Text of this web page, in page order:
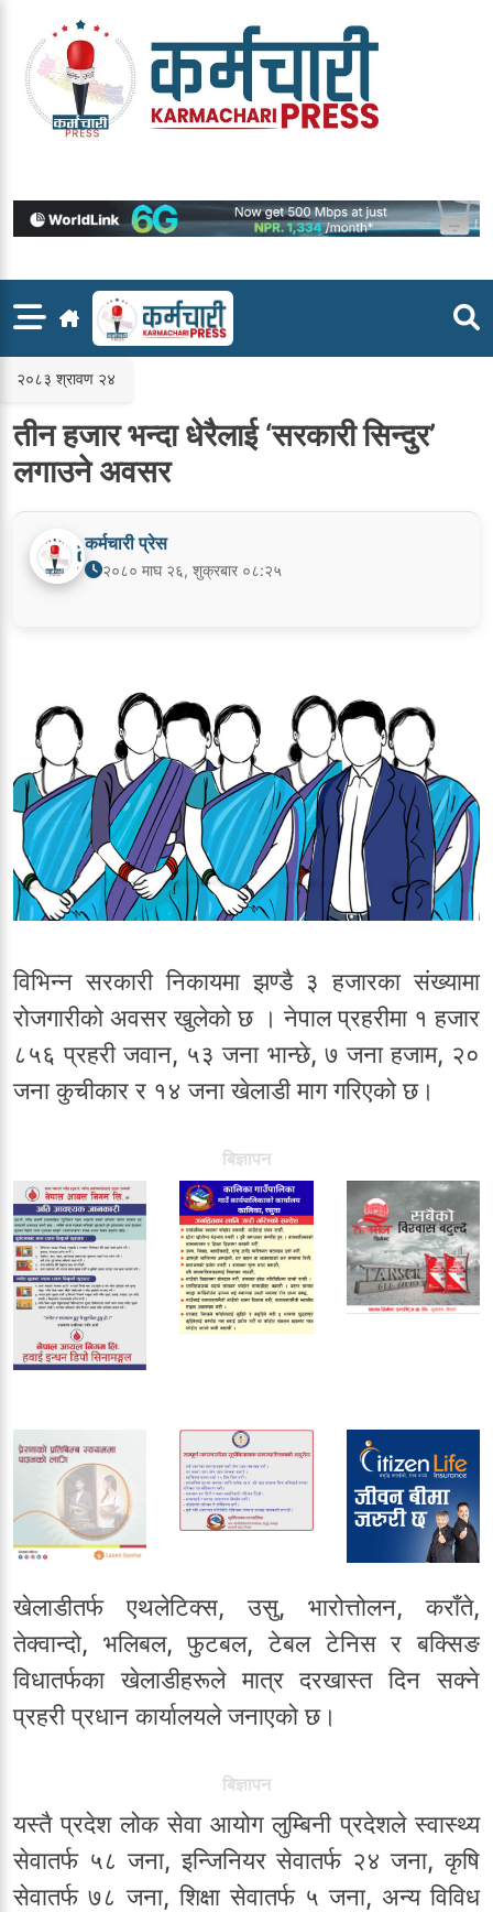
content
२०८३ श्रावण २४
तीन हजार भन्दा धेरैलाई ‘सरकारी सिन्दुर’
लगाउने अवसर
कर्मचारी प्रेस
२०८० माघ २६, शुक्रबार ०८:२५
विभिन्न सरकारी निकायमा झण्डै ३ हजारका संख्यामा
रोजगारीको अवसर खुलेको छ । नेपाल प्रहरीमा १ हजार
८५६ प्रहरी जवान, ५३ जना भान्छे, ७ जना हजाम, २०
जना कुचीकार र १४ जना खेलाडी माग गरिएको छ।
बिज्ञापन
खेलाडीतर्फ एथलेटिक्स, उसु, भारोत्तोलन, कराँते,
तेक्वान्दो, भलिबल, फुटबल, टेबल टेनिस र बक्सिङ
विधातर्फका खेलाडीहरूले मात्र दरखास्त दिन सक्ने
प्रहरी प्रधान कार्यालयले जनाएको छ।
बिज्ञापन
यस्तै प्रदेश लोक सेवा आयोग लुम्बिनी प्रदेशले स्वास्थ्य
सेवातर्फ ५८ जना, इन्जिनियर सेवातर्फ २४ जना, कृषि
सेवातर्फ ७८ जना, शिक्षा सेवातर्फ ५ जना, अन्य विविध